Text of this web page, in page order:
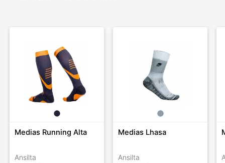
Medias Running Alta
Ansilta
Medias Lhasa
Ansilta